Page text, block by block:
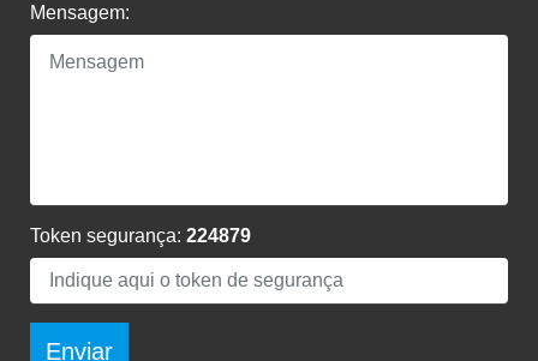
Mensagem:
Token segurança: 224879
Enviar